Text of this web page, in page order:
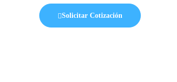
Solicitar Cotización